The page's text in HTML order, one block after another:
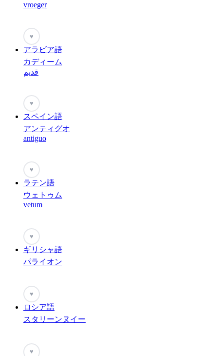
vroeger
♥
アラビア語
カディーム
قديم
♥
スペイン語
アンティグオ
antiguo
♥
ラテン語
ウェトゥム
vetum
♥
ギリシャ語
パライオン
♥
ロシア語
スタリーンヌイー
♥